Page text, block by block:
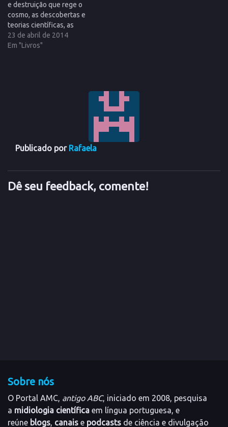
e destruição que rege o
cosmo, as descobertas e
teorias científicas, as
invenções, os primórdios da
astronomia. As respostas da
23 de abril de 2014
Em "Livros"
Publicado por Rafaela
Dê seu feedback, comente!
Sobre nós
O Portal AMC, antigo ABC, iniciado em 2008, pesquisa
a midiologia científica em língua portuguesa, e
reúne blogs, canais e podcasts de ciência e divulgação